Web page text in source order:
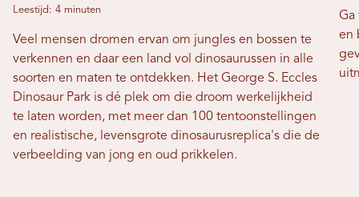
Leestijd: 4 minuten
Veel mensen dromen ervan om jungles en bossen te
verkennen en daar een land vol dinosaurussen in alle
soorten en maten te ontdekken. Het George S. Eccles
Dinosaur Park is dé plek om die droom werkelijkheid
te laten worden, met meer dan 100 tentoonstellingen
en realistische, levensgrote dinosaurusreplica's die de
verbeelding van jong en oud prikkelen.
Ga
en